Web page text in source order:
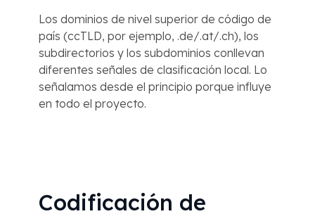
Los dominios de nivel superior de código de
país (ccTLD, por ejemplo, .de/.at/.ch), los
subdirectorios y los subdominios conllevan
diferentes señales de clasificación local. Lo
señalamos desde el principio porque influye
en todo el proyecto.
Codificación de